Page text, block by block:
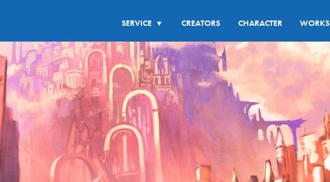
SERVICE ▼ CREATORS CHARACTER WORKS